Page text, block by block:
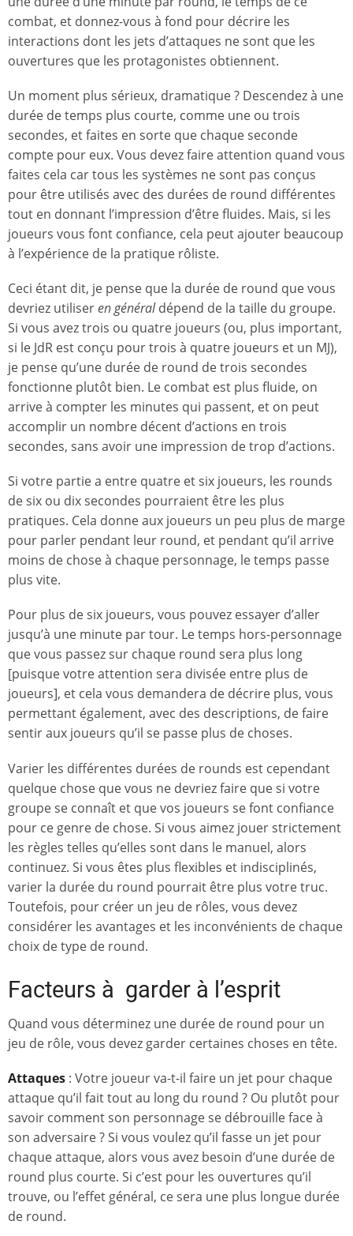
combat, et donnez-vous à fond pour décrire les
interactions dont les jets d’attaques ne sont que les
ouvertures que les protagonistes obtiennent.
Un moment plus sérieux, dramatique ? Descendez à une
durée de temps plus courte, comme une ou trois
secondes, et faites en sorte que chaque seconde
compte pour eux. Vous devez faire attention quand vous
faites cela car tous les systèmes ne sont pas conçus
pour être utilisés avec des durées de round différentes
tout en donnant l’impression d’être fluides. Mais, si les
joueurs vous font confiance, cela peut ajouter beaucoup
à l’expérience de la pratique rôliste.
Ceci étant dit, je pense que la durée de round que vous
devriez utiliseren généraldépend de la taille du groupe.
Si vous avez trois ou quatre joueurs (ou, plus important,
si le JdR est conçu pour trois à quatre joueurs et un MJ),
je pense qu’une durée de round de trois secondes
fonctionne plutôt bien. Le combat est plus fluide, on
arrive à compter les minutes qui passent, et on peut
accomplir un nombre décent d’actions en trois
secondes, sans avoir une impression de trop d’actions.
Si votre partie a entre quatre et six joueurs, les rounds
de six ou dix secondes pourraient être les plus
pratiques. Cela donne aux joueurs un peu plus de marge
pour parler pendant leur round, et pendant qu’il arrive
moins de chose à chaque personnage, le temps passe
plus vite.
Pour plus de six joueurs, vous pouvez essayer d’aller
jusqu’à une minute par tour. Le temps hors-personnage
que vous passez sur chaque round sera plus long
[puisque votre attention sera divisée entre plus de
joueurs], et cela vous demandera de décrire plus, vous
permettant également, avec des descriptions, de faire
sentir aux joueurs qu’il se passe plus de choses.
Varier les différentes durées de rounds est cependant
quelque chose que vous ne devriez faire que si votre
groupe se connaît et que vos joueurs se font confiance
pour ce genre de chose. Si vous aimez jouer strictement
les règles telles qu’elles sont dans le manuel, alors
continuez. Si vous êtes plus flexibles et indisciplinés,
varier la durée du round pourrait être plus votre truc.
Toutefois, pour créer un jeu de rôles, vous devez
considérer les avantages et les inconvénients de chaque
choix de type de round.
Facteurs à garder à l’esprit
Quand vous déterminez une durée de round pour un
jeu de rôle, vous devez garder certaines choses en tête.
Attaques : Votre joueur va-t-il faire un jet pour chaque
attaque qu’il fait tout au long du round ? Ou plutôt pour
savoir comment son personnage se débrouille face à
son adversaire ? Si vous voulez qu’il fasse un jet pour
chaque attaque, alors vous avez besoin d’une durée de
round plus courte. Si c’est pour les ouvertures qu’il
trouve, ou l’effet général, ce sera une plus longue durée
de round.